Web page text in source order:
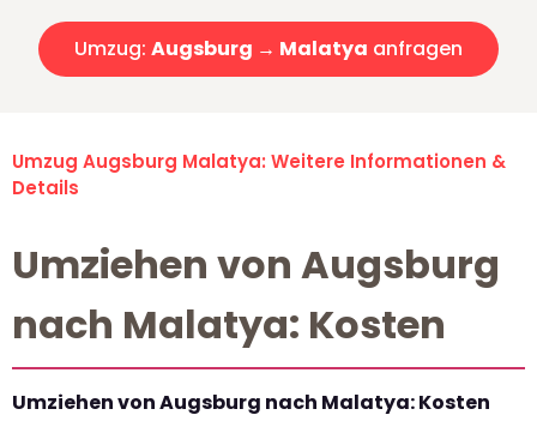
Umzug: Augsburg → Malatya anfragen
Umzug Augsburg Malatya: Weitere Informationen &
Details
Umziehen von Augsburg
nach Malatya: Kosten
Umziehen von Augsburg nach Malatya: Kosten